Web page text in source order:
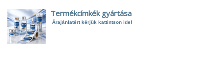
Termékcímkék gyártása
Árajánlatért kérjük kattintson ide!